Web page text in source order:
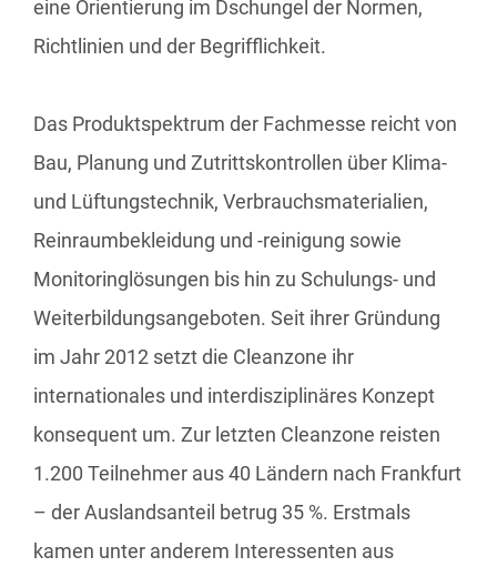
eine Orientierung im Dschungel der Normen,
Richtlinien und der Begrifflichkeit.
Das Produktspektrum der Fachmesse reicht von
Bau, Planung und Zutrittskontrollen über Klima-
und Lüftungstechnik, Verbrauchsmaterialien,
Reinraumbekleidung und -reinigung sowie
Monitoringlösungen bis hin zu Schulungs- und
Weiterbildungsangeboten. Seit ihrer Gründung
im Jahr 2012 setzt die Cleanzone ihr
internationales und interdisziplinäres Konzept
konsequent um. Zur letzten Cleanzone reisten
1.200 Teilnehmer aus 40 Ländern nach Frankfurt
– der Auslandsanteil betrug 35 %. Erstmals
kamen unter anderem Interessenten aus